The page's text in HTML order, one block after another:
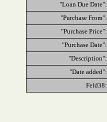
"Loan Due Date":
"Purchase From":
"Purchase Price":
"Purchase Date":
"Description":
"Date added":
Feld38: